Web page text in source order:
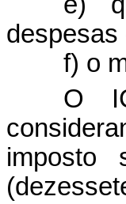
despesas
f) o
O
imposto